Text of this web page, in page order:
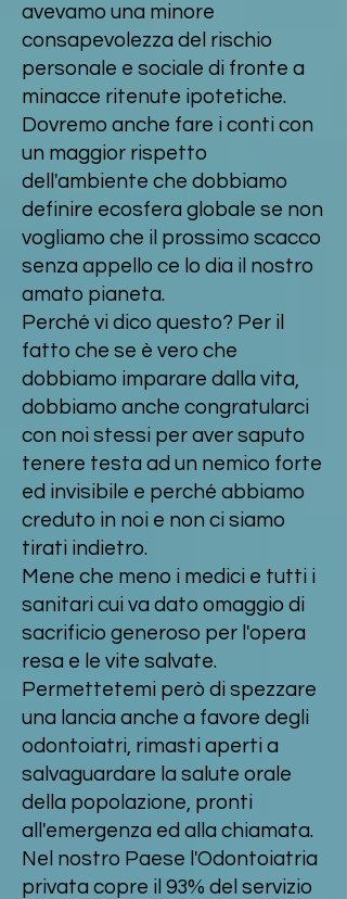
avevamo una minore
consapevolezza del rischio
personale e sociale di fronte a
minacce ritenute ipotetiche.
Dovremo anche fare i conti con
un maggior rispetto
dell'ambiente che dobbiamo
definire ecosfera globale se non
vogliamo che il prossimo scacco
senza appello ce lo dia il nostro
amato pianeta.
Perché vi dico questo? Per il
fatto che se è vero che
dobbiamo imparare dalla vita,
dobbiamo anche congratularci
con noi stessi per aver saputo
tenere testa ad un nemico forte
ed invisibile e perché abbiamo
creduto in noi e non ci siamo
tirati indietro.
Mene che meno i medici e tutti i
sanitari cui va dato omaggio di
sacrificio generoso per l'opera
resa e le vite salvate.
Permettetemi però di spezzare
una lancia anche a favore degli
odontoiatri, rimasti aperti a
salvaguardare la salute orale
della popolazione, pronti
all'emergenza ed alla chiamata.
Nel nostro Paese l'Odontoiatria
privata copre il 93% del servizio